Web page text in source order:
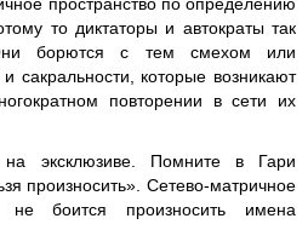
то диктаторы и автократы так
борются с тем смехом или
сакральности, которые возникают
повторении в сети их
на эксклюзиве. Помните в Гари
произносить». Сетево-матричное
не боится произносить имена